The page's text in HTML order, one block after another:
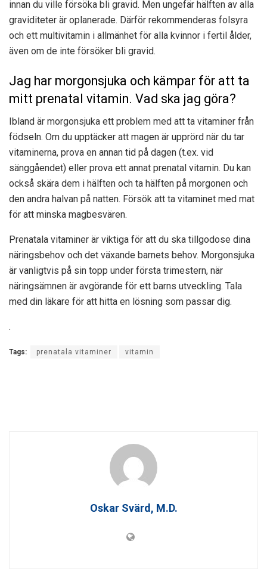
innan du ville försöka bli gravid. Men ungefär hälften av alla
graviditeter är oplanerade. Därför rekommenderas folsyra
och ett multivitamin i allmänhet för alla kvinnor i fertil ålder,
även om de inte försöker bli gravid.
Jag har morgonsjuka och kämpar för att ta
mitt prenatal vitamin. Vad ska jag göra?
Ibland är morgonsjuka ett problem med att ta vitaminer från
födseln. Om du upptäcker att magen är upprörd när du tar
vitaminerna, prova en annan tid på dagen (t.ex. vid
sänggåendet) eller prova ett annat prenatal vitamin. Du kan
också skära dem i hälften och ta hälften på morgonen och
den andra halvan på natten. Försök att ta vitaminet med mat
för att minska magbesvären.
Prenatala vitaminer är viktiga för att du ska tillgodose dina
näringsbehov och det växande barnets behov. Morgonsjuka
är vanligtvis på sin topp under första trimestern, när
näringsämnen är avgörande för ett barns utveckling. Tala
med din läkare för att hitta en lösning som passar dig.
.
Tags: prenatala vitaminer vitamin
Oskar Svärd, M.D.